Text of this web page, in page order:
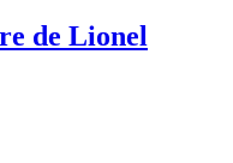
de Lionel